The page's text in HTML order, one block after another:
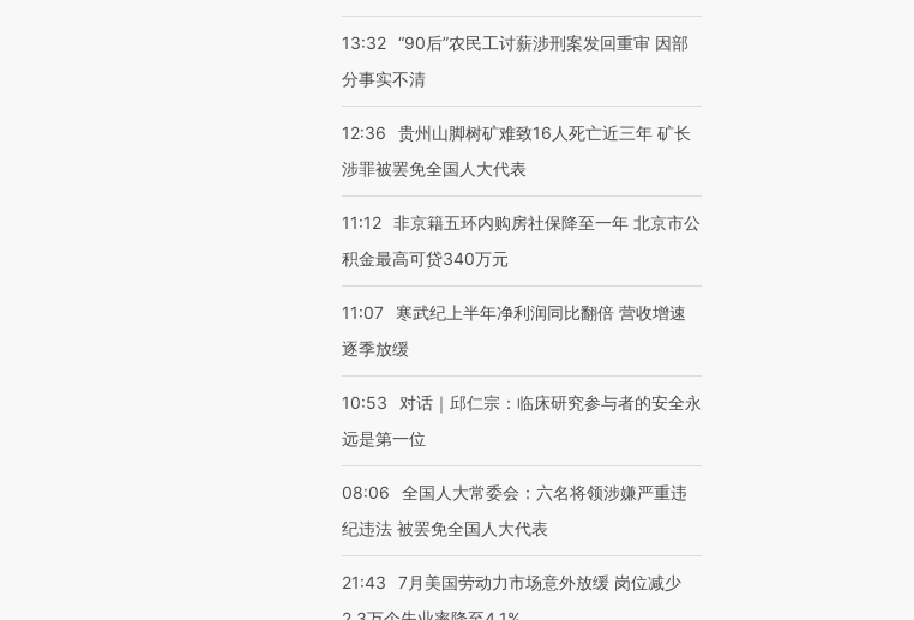
13:32 “90后”农民工讨薪涉刑案发回重审 因部
分事实不清
12:36
贵州山脚树矿难致16人死亡近三年 矿长
涉罪被罢免全国人大代表
11:12 非京籍五环内购房社保降至一年 北京市公
积金最高可贷340万元
11:07
寒武纪上半年净利润同比翻倍 营收增速
逐季放缓
10:53
对话｜邱仁宗：临床研究参与者的安全永
远是第一位
08:06
全国人大常委会：六名将领涉嫌严重违
纪违法 被罢免全国人大代表
21:43
7月美国劳动力市场意外放缓 岗位减少